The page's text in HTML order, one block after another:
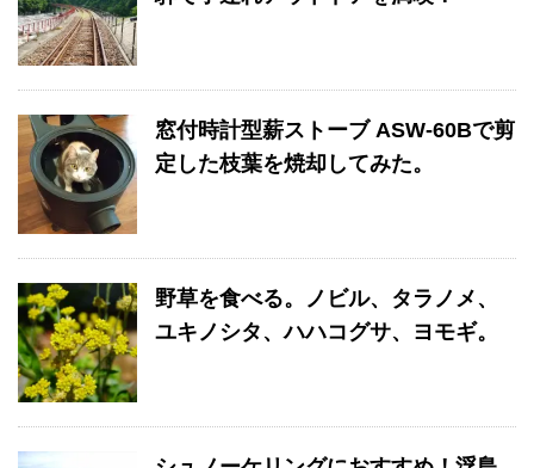
窓付時計型薪ストーブ ASW-60Bで剪
定した枝葉を焼却してみた。
野草を食べる。ノビル、タラノメ、
ユキノシタ、ハハコグサ、ヨモギ。